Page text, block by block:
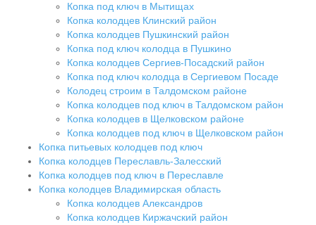
Копка под ключ в Мытищах
Копка колодцев Клинский район
Копка колодцев Пушкинский район
Копка под ключ колодца в Пушкино
Копка колодцев Сергиев-Посадский район
Копка под ключ колодца в Сергиевом Посаде
Колодец строим в Талдомском районе
Копка колодцев под ключ в Талдомском район
Копка колодцев в Щелковском районе
Копка колодцев под ключ в Щелковском район
Копка питьевых колодцев под ключ
Копка колодцев Переславль-Залесский
Копка колодцев под ключ в Переславле
Копка колодцев Владимирская область
Копка колодцев Александров
Копка колодцев Киржачский район